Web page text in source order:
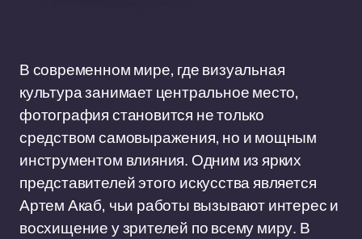
В современном мире, где визуальная
культура занимает центральное место,
фотография становится не только
средством самовыражения, но и мощным
инструментом влияния. Одним из ярких
представителей этого искусства является
Артем Акаб, чьи работы вызывают интерес и
восхищение у зрителей по всему миру. В